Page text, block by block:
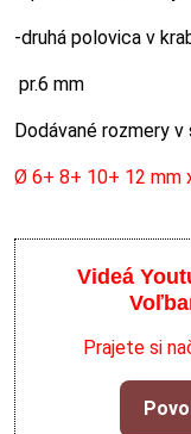
-druhá polovica v
pr.6 mm
Dodávané rozmery
Ø 6+ 8+ 10+ 12 mm
Videá
Prajete si